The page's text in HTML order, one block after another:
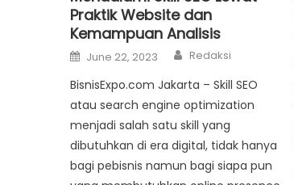
Praktik Website dan
Kemampuan Analisis
Posted
on
June 22, 2023 Author
Redaksi
BisnisExpo.com Jakarta – Skill SEO
atau search engine optimization
menjadi salah satu skill yang
dibutuhkan di era digital, tidak hanya
bagi pebisnis namun bagi siapa pun